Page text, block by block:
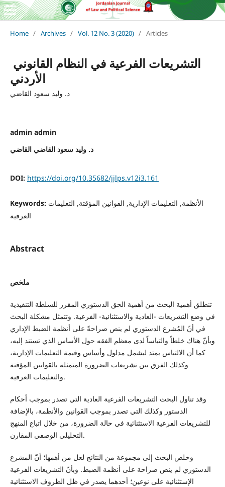
Home / Archives / Vol. 12 No. 3 (2020) / Articles
الأردني
د. وليد سعود القاضي
admin admin
د. وليد سعود القاضي القاضي
DOI: https://doi.org/10.35682/jjlps.v12i3.161
Keywords: الأنظمة, التعليمات الإدارية, القوانين المؤقتة, التعليمات
العرفية
Abstract
ملخص
تنطلق أهمية البحث من أهمية الحق الدستوري المقرر للسلطة التنفيذية
في وضع التشريعات -العادية والاستثنائية- الفرعية. وتتمثل مشكلة البحث
في أنّ المُشرع الدستوري لم ينص صراحةً على أنظمة الضبط الإداري
وبأنّ هناك خلطاً والتباساً لدى معظم الفقه حول الأساس الذي تستند إليه،
كما أن الالتباس يمتد ليشمل مدلول وأساس وقيمة التعليمات الإدارية،
وكذلك الفرق بين تشريعات الضرورة المتمثلة بالقوانين المؤقتة
والتعليمات العرفية.
وقد تناول البحث التشريعات الفرعية العادية التي تصدر بموجب أحكام
الدستور وكذلك التي تصدر بموجب القوانين والأنظمة، بالإضافة
للتشريعات الفرعية الاستثنائية في حالة الضرورة، من خلال اتباع المنهج
التحليلي الوصفي المقارن.
وخلص البحث إلى مجموعة من النتائج لعل من أهمها؛ أنّ المشرع
الدستوري لم ينص صراحة على أنظمة الضبط. وبأنّ التشريعات الفرعية
الإستثنائية على نوعين؛ أحدهما يصدر في ظل الظروف الاستثنائية